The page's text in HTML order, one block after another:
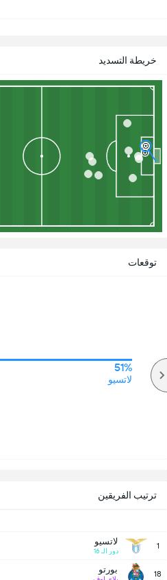
خريطة التسديد
ترتيب الفريقين
1 لاتسيو
دور الـ 16
18 بورتو
توقعات
51%
لاتسيو